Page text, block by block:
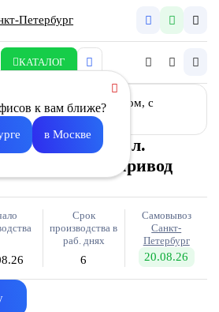
Петербург
КАТАЛОГ
к вам ближе?
в Москве
ZE- 100 с эл.
под привод
Срок
производства в
раб. днях
6
Самовывоз
Санкт-
Петербург
20.08.26